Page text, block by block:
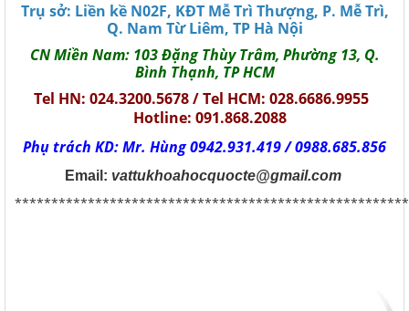
Trụ sở: Liền kề N02F, KĐT Mễ Trì Thượng, P. Mễ Trì,
Q. Nam Từ Liêm, TP Hà Nội
CN Miền Nam: 103 Đặng Thùy Trâm, Phường 13, Q.
Bình Thạnh, TP HCM
Tel HN: 024.3200.5678 / Tel HCM: 028.6686.9955
Hotline: 091.868.2088
Phụ trách KD: Mr. Hùng 0942.931.419 / 0988.685.856
Email: vattukhoahocquocte@gmail.com